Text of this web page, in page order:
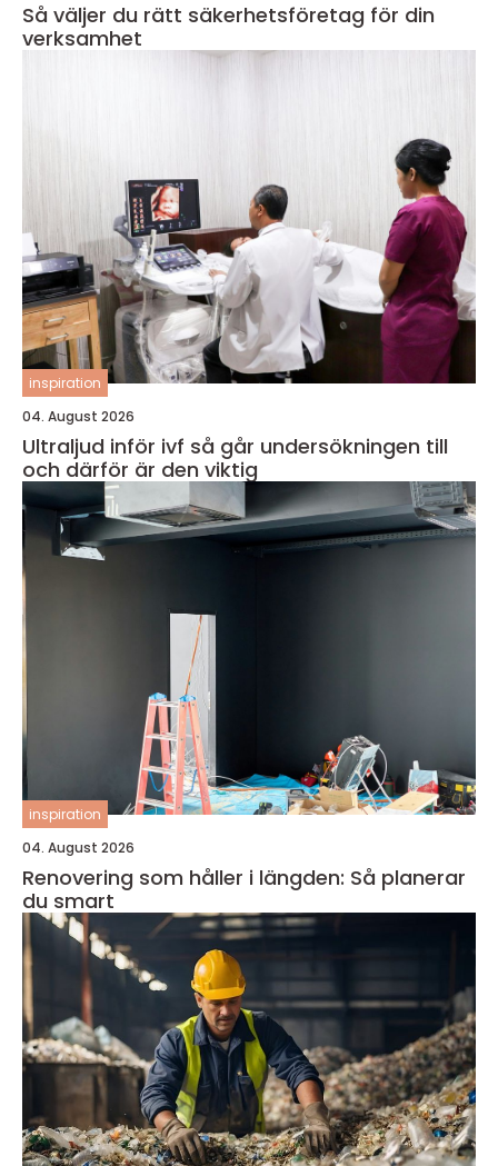
Så väljer du rätt säkerhetsföretag för din
verksamhet
inspiration
04. August 2026
Ultraljud inför ivf så går undersökningen till
och därför är den viktig
inspiration
04. August 2026
Renovering som håller i längden: Så planerar
du smart